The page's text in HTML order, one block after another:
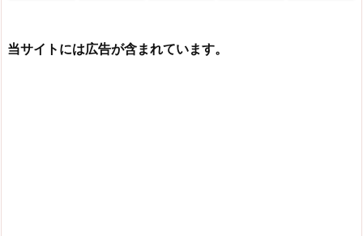
当サイトには広告が含まれています。